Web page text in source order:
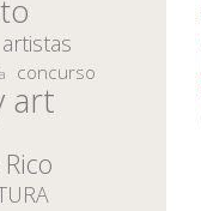
artistas
concurso
art